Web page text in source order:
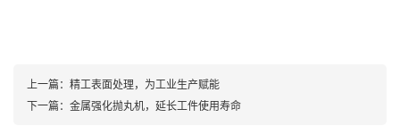
上一篇： 精工表面处理，为工业生产赋能
下一篇： 金属强化抛丸机，延长工件使用寿命